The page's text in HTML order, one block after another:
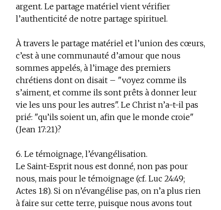
argent. Le partage matériel vient vérifier
l’authenticité de notre partage spirituel.
À travers le partage matériel et l’union des cœurs,
c’est à une communauté d’amour que nous
sommes appelés, à l’image des premiers
chrétiens dont on disait – "voyez comme ils
s’aiment, et comme ils sont prêts à donner leur
vie les uns pour les autres". Le Christ n’a-t-il pas
prié: "qu’ils soient un, afin que le monde croie"
(Jean 17:21)?
6. Le témoignage, l’évangélisation.
Le Saint-Esprit nous est donné, non pas pour
nous, mais pour le témoignage (cf. Luc 24:49;
Actes 1:8). Si on n’évangélise pas, on n’a plus rien
à faire sur cette terre, puisque nous avons tout